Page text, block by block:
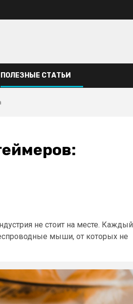
ПОЛЕЗНЫЕ СТАТЬИ
не стоит на месте. Каждый
мыши, от которых не